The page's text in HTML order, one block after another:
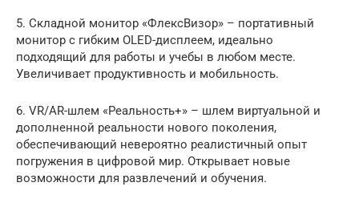
5. Складной монитор «ФлексВизор» – портативный
монитор с гибким OLED-дисплеем, идеально
подходящий для работы и учебы в любом месте.
Увеличивает продуктивность и мобильность.
6. VR/AR-шлем «Реальность+» – шлем виртуальной и
дополненной реальности нового поколения,
обеспечивающий невероятно реалистичный опыт
погружения в цифровой мир. Открывает новые
возможности для развлечений и обучения.